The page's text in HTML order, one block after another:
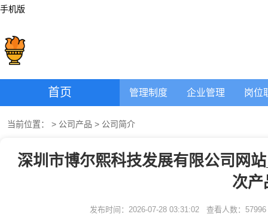
手机版
首页 管理制度 企业管理 岗位
当前位置： > 公司产品 > 公司简介
深圳市博尔熙科技发展有限公司网
次产
发布时间：2026-07-28 03:31:02 查看人数： 57996